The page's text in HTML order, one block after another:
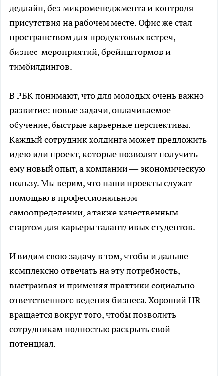
дедлайн, без микроменеджмента и контроля
присутствия на рабочем месте. Офис же стал
пространством для продуктовых встреч,
бизнес-мероприятий, брейнштормов и
тимбилдингов.
В РБК понимают, что для молодых очень важно
развитие: новые задачи, оплачиваемое
обучение, быстрые карьерные перспективы.
Каждый сотрудник холдинга может предложить
идею или проект, которые позволят получить
ему новый опыт, а компании — экономическую
пользу. Мы верим, что наши проекты служат
помощью в профессиональном
самоопределении, а также качественным
стартом для карьеры талантливых студентов.
И видим свою задачу в том, чтобы и дальше
комплексно отвечать на эту потребность,
выстраивая и применяя практики социально
ответственного ведения бизнеса. Хороший HR
вращается вокруг того, чтобы позволить
сотрудникам полностью раскрыть свой
потенциал.